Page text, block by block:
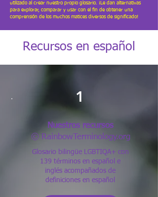
utilizado al crear nuestro propio glosario. ¡Le dan alternativas
para explorar, comparar y usar con el fin de obtener una
comprensión de los muchos matices diversos de significado!
Recursos en español
1
Nuestros recursos
© RainbowTerminology.org
Glosario bilingüe LGBTIQA+ con
139 términos en español e
inglés acompañados de
definiciones en español